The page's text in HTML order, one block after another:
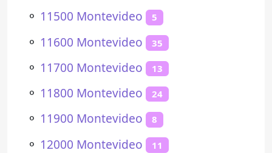
⚬ 11500 Montevideo 5
⚬ 11600 Montevideo 35
⚬ 11700 Montevideo 13
⚬ 11800 Montevideo 24
⚬ 11900 Montevideo 8
⚬ 12000 Montevideo 11